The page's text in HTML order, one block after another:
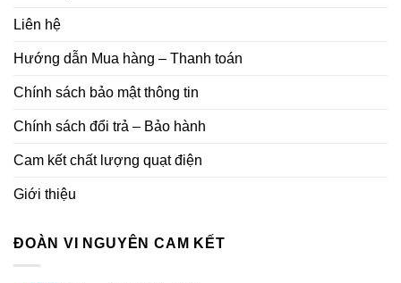
Liên hệ
Hướng dẫn Mua hàng – Thanh toán
Chính sách bảo mật thông tin
Chính sách đổi trả – Bảo hành
Cam kết chất lượng quạt điện
Giới thiệu
ĐOÀN VI NGUYÊN CAM KẾT